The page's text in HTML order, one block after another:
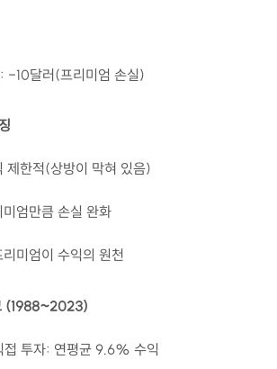
-10달러(프리미엄 손실)
제한적(상방이 막혀 있음)
엄만큼 손실 완화
미엄이 수익의 원천
(1988~2023)
투자: 연평균 9.6% 수익